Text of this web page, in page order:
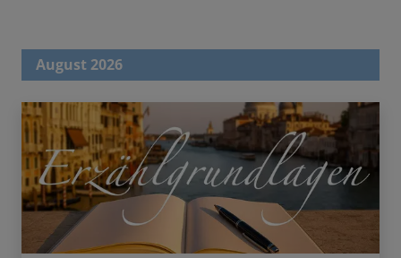
August 2026